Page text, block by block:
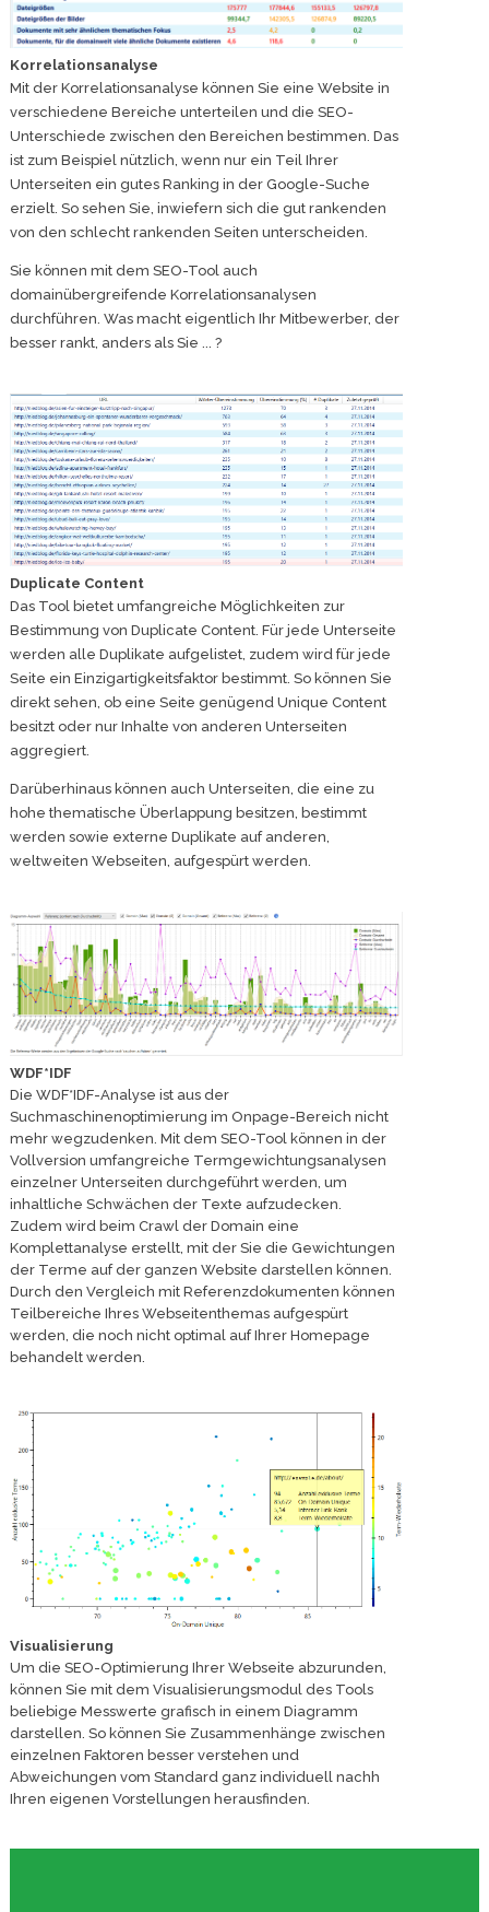
Korrelationsanalyse
Mit der Korrelationsanalyse können Sie eine Website in
verschiedene Bereiche unterteilen und die SEO-
Unterschiede zwischen den Bereichen bestimmen. Das
ist zum Beispiel nützlich, wenn nur ein Teil Ihrer
Unterseiten ein gutes Ranking in der Google-Suche
erzielt. So sehen Sie, inwiefern sich die gut rankenden
von den schlecht rankenden Seiten unterscheiden.
Sie können mit dem SEO-Tool auch
domainübergreifende Korrelationsanalysen
durchführen. Was macht eigentlich Ihr Mitbewerber, der
besser rankt, anders als Sie ... ?
Duplicate Content
Das Tool bietet umfangreiche Möglichkeiten zur
Bestimmung von Duplicate Content. Für jede Unterseite
werden alle Duplikate aufgelistet, zudem wird für jede
Seite ein Einzigartigkeitsfaktor bestimmt. So können Sie
direkt sehen, ob eine Seite genügend Unique Content
besitzt oder nur Inhalte von anderen Unterseiten
aggregiert.
Darüberhinaus können auch Unterseiten, die eine zu
hohe thematische Überlappung besitzen, bestimmt
werden sowie externe Duplikate auf anderen,
weltweiten Webseiten, aufgespürt werden.
WDF*IDF
Die WDF*IDF-Analyse ist aus der
Suchmaschinenoptimierung im Onpage-Bereich nicht
mehr wegzudenken. Mit dem SEO-Tool können in der
Vollversion umfangreiche Termgewichtungsanalysen
einzelner Unterseiten durchgeführt werden, um
inhaltliche Schwächen der Texte aufzudecken.
Zudem wird beim Crawl der Domain eine
Komplettanalyse erstellt, mit der Sie die Gewichtungen
der Terme auf der ganzen Website darstellen können.
Durch den Vergleich mit Referenzdokumenten können
Teilbereiche Ihres Webseitenthemas aufgespürt
werden, die noch nicht optimal auf Ihrer Homepage
behandelt werden.
Visualisierung
Um die SEO-Optimierung Ihrer Webseite abzurunden,
können Sie mit dem Visualisierungsmodul des Tools
beliebige Messwerte grafisch in einem Diagramm
darstellen. So können Sie Zusammenhänge zwischen
einzelnen Faktoren besser verstehen und
Abweichungen vom Standard ganz individuell nachh
Ihren eigenen Vorstellungen herausfinden.